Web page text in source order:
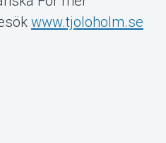
www.tjoloholm.se